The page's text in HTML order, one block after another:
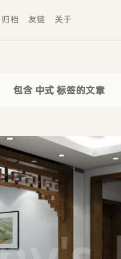
归档 友链 关于
包含 中式 标签的文章